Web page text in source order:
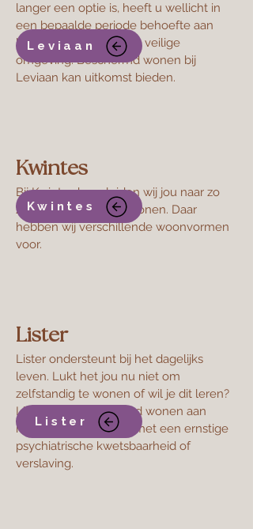
langer een optie is, heeft u wellicht in
een bepaalde periode behoefte aan
begeleiding vanuit een veilige
omgeving. Beschermd wonen bij
Leviaan kan uitkomst bieden.
Kwintes
Bij Kwintes begeleiden wij jou naar zo
zelfstandig mogelijk wonen. Daar
hebben wij verschillende woonvormen
voor.
Lister
Lister ondersteunt bij het dagelijks
leven. Lukt het jou nu niet om
zelfstandig te wonen of wil je dit leren?
Lister biedt beschermd wonen aan
mensen vanaf 18 jaar met een ernstige
psychiatrische kwetsbaarheid of
verslaving.
Leviaan
Kwintes
Lister